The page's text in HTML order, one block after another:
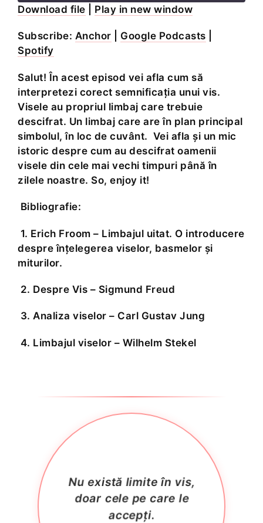
Seconds30
Spotify
FEED
LINK
EMBED
Download file Play in new window
Subscribe: Anchor Google Podcasts
Spotify
Salut! În acest episod vei afla cum să
interpretezi corect semnificația unui vis.
Visele au propriul limbaj care trebuie
descifrat. Un limbaj care are în plan principal
simbolul, în loc de cuvânt. Vei afla și un mic
istoric despre cum au descifrat oamenii
visele din cele mai vechi timpuri până în
zilele noastre. So, enjoy it!
Bibliografie:
1. Erich Froom – Limbajul uitat. O introducere
despre înțelegerea viselor, basmelor și
miturilor.
2. Despre Vis – Sigmund Freud
3. Analiza viselor – Carl Gustav Jung
4. Limbajul viselor – Wilhelm Stekel
Nu există limite în vis,
doar cele pe care le
accepți.